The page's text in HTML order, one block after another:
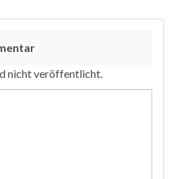
nicht veröffentlicht.